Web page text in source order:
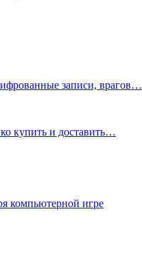
записи, врагов…
купить и доставить…
компьютерной игре